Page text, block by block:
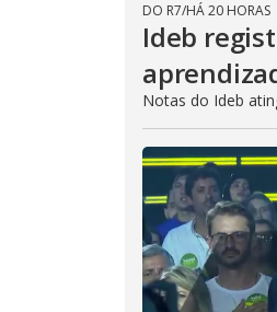
DO R7/HÁ 20 HORAS
Ideb
Notas do Ideb